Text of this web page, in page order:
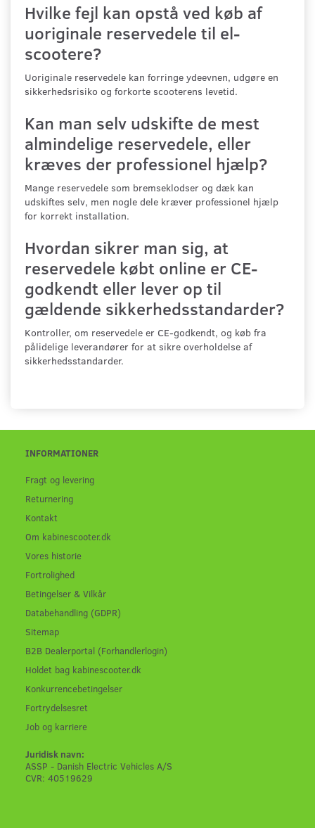
Hvilke fejl kan opstå ved køb af
uoriginale reservedele til el-
scootere?
Uoriginale reservedele kan forringe ydeevnen, udgøre en
sikkerhedsrisiko og forkorte scooterens levetid.
Kan man selv udskifte de mest
almindelige reservedele, eller
kræves der professionel hjælp?
Mange reservedele som bremseklodser og dæk kan
udskiftes selv, men nogle dele kræver professionel hjælp
for korrekt installation.
Hvordan sikrer man sig, at
reservedele købt online er CE-
godkendt eller lever op til
gældende sikkerhedsstandarder?
Kontroller, om reservedele er CE-godkendt, og køb fra
pålidelige leverandører for at sikre overholdelse af
sikkerhedsstandarder.
INFORMATIONER
Fragt og levering
Returnering
Kontakt
Om kabinescooter.dk
Vores historie
Fortrolighed
Betingelser & Vilkår
Databehandling (GDPR)
Sitemap
B2B Dealerportal (Forhandlerlogin)
Holdet bag kabinescooter.dk
Konkurrencebetingelser
Fortrydelsesret
Job og karriere
Juridisk navn:
ASSP - Danish Electric Vehicles A/S
CVR: 40519629